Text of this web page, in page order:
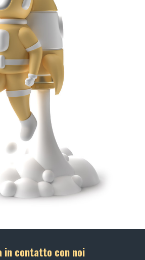
in contatto con noi